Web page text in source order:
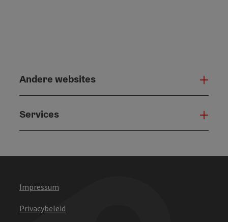
Andere websites
Services
Impressum
Privacybeleid